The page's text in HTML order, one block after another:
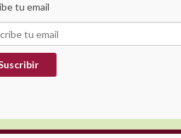
tu email
tu email